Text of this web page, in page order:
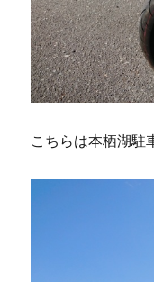
こちらは本栖湖駐